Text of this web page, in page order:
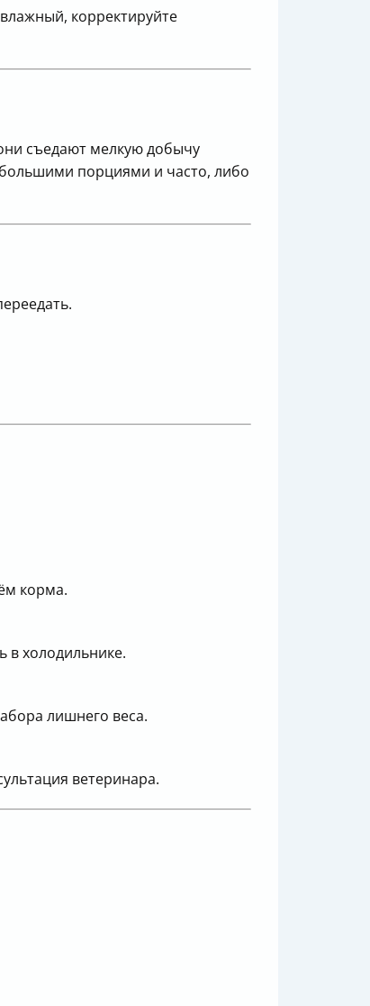
корректируйте
съедают мелкую добычу
порциями и часто, либо
корма.
в холодильнике.
лишнего веса.
ветеринара.